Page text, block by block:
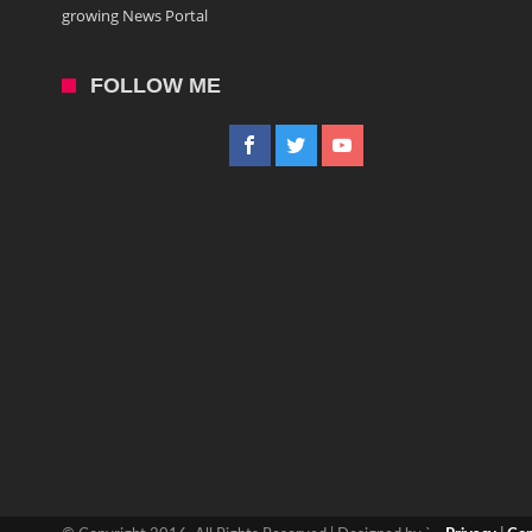
growing News Portal
FOLLOW ME